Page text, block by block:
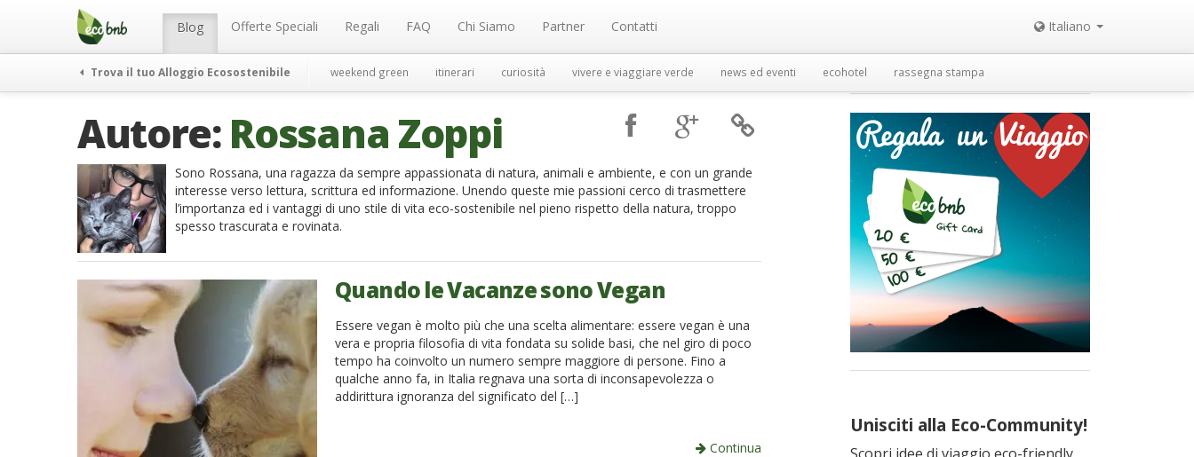
Menu Blog Offerte Speciali Regali FAQ Chi Siamo Partner Contatti Italiano
Trova il tuo Alloggio Ecosostenibile weekend green itinerari curiosità vivere e viaggiare verde news ed eventi ecohotel rassegna stampa
Autore: Rossana Zoppi
Sono Rossana, una ragazza da sempre appassionata di natura, animali e ambiente, e con un grande
interesse verso lettura, scrittura ed informazione. Unendo queste mie passioni cerco di trasmettere
l’importanza ed i vantaggi di uno stile di vita eco-sostenibile nel pieno rispetto della natura, troppo
spesso trascurata e rovinata.
Quando le Vacanze sono Vegan
Essere vegan è molto più che una scelta alimentare: essere vegan è una
vera e propria filosofia di vita fondata su solide basi, che nel giro di poco
tempo ha coinvolto un numero sempre maggiore di persone. Fino a
qualche anno fa, in Italia regnava una sorta di inconsapevolezza o
addirittura ignoranza del significato del […]
Continua
Unisciti alla Eco-Community!